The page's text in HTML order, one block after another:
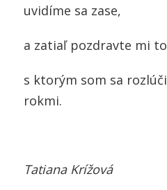
uvidíme sa zase,
a zatiaľ pozdravte mi
s ktorým som sa
rokmi.
Tatiana Krížová